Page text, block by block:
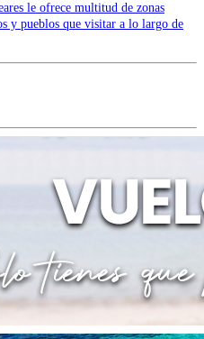
le ofrece multitud de zonas
y pueblos que visitar a lo largo de